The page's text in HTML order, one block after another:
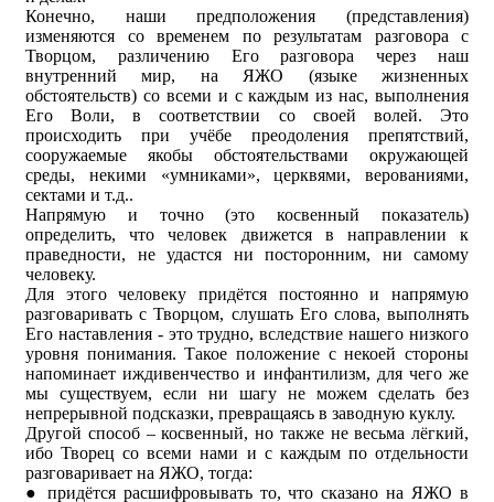
Конечно, наши предположения (представления)
изменяются со временем по результатам разговора с
Творцом, различению Его разговора через наш
внутренний мир, на ЯЖО (языке жизненных
обстоятельств) со всеми и с каждым из нас, выполнения
Его Воли, в соответствии со своей волей. Это
происходить при учёбе преодоления препятствий,
сооружаемые якобы обстоятельствами окружающей
среды, некими «умниками», церквями, верованиями,
сектами и т.д..
Напрямую и точно (это косвенный показатель)
определить, что человек движется в направлении к
праведности, не удастся ни посторонним, ни самому
человеку.
Для этого человеку придётся постоянно и напрямую
разговаривать с Творцом, слушать Его слова, выполнять
Его наставления - это трудно, вследствие нашего низкого
уровня понимания. Такое положение с некоей стороны
напоминает иждивенчество и инфантилизм, для чего же
мы существуем, если ни шагу не можем сделать без
непрерывной подсказки, превращаясь в заводную куклу.
Другой способ – косвенный, но также не весьма лёгкий,
ибо Творец со всеми нами и с каждым по отдельности
разговаривает на ЯЖО, тогда:
● придётся расшифровывать то, что сказано на ЯЖО в